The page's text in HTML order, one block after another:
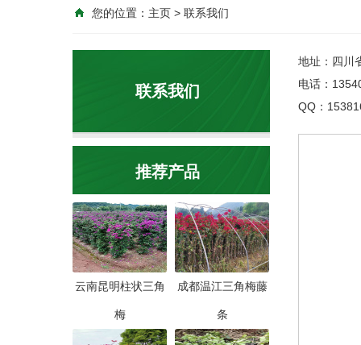
您的位置： 主页 > 联系我们
联系我们
推荐产品
云南昆明柱状三角
梅
成都温江三角梅藤
条
地址：四川
电话：
QQ：